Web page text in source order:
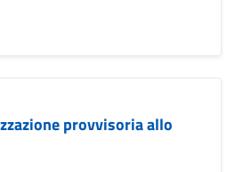
provvisoria allo